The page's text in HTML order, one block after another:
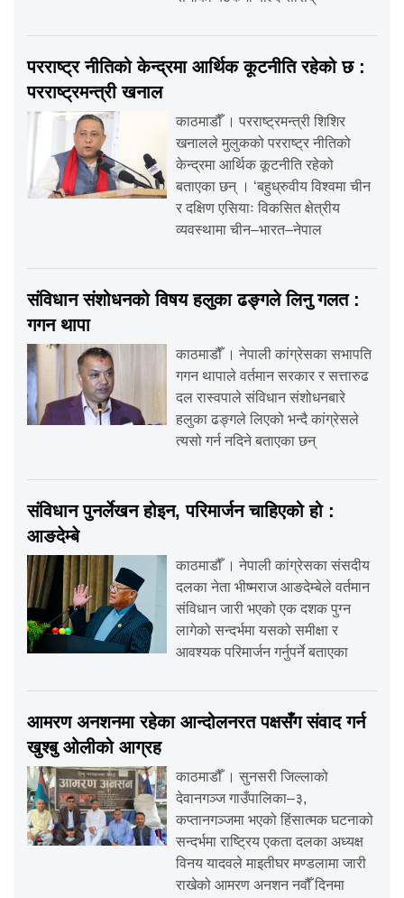
परराष्ट्र नीतिको केन्द्रमा आर्थिक कूटनीति रहेको छ :
परराष्ट्रमन्त्री खनाल
काठमाडौँ । परराष्ट्रमन्त्री शिशिर
खनालले मुलुकको परराष्ट्र नीतिको
केन्द्रमा आर्थिक कूटनीति रहेको
बताएका छन् । ‘बहुध्रुवीय विश्वमा चीन
र दक्षिण एसियाः विकसित क्षेत्रीय
व्यवस्थामा चीन–भारत–नेपाल
संविधान संशोधनको विषय हलुका ढङ्गले लिनु गलत :
गगन थापा
काठमाडौँ । नेपाली कांग्रेसका सभापति
गगन थापाले वर्तमान सरकार र सत्तारुढ
दल रास्वपाले संविधान संशोधनबारे
हलुका ढङ्गले लिएको भन्दै कांग्रेसले
त्यसो गर्न नदिने बताएका छन्
संविधान पुनर्लेखन होइन, परिमार्जन चाहिएको हो :
आङदेम्बे
काठमाडौँ । नेपाली कांग्रेसका संसदीय
दलका नेता भीष्मराज आङदेम्बेले वर्तमान
संविधान जारी भएको एक दशक पुग्न
लागेको सन्दर्भमा यसको समीक्षा र
आवश्यक परिमार्जन गर्नुपर्ने बताएका
आमरण अनशनमा रहेका आन्दोलनरत पक्षसँग संवाद गर्न
खुश्बु ओलीको आग्रह
काठमाडौँ । सुनसरी जिल्लाको
देवानगञ्ज गाउँपालिका–३,
कप्तानगञ्जमा भएको हिंसात्मक घटनाको
सन्दर्भमा राष्ट्रिय एकता दलका अध्यक्ष
विनय यादवले माइतीघर मण्डलामा जारी
राखेको आमरण अनशन नवौँ दिनमा